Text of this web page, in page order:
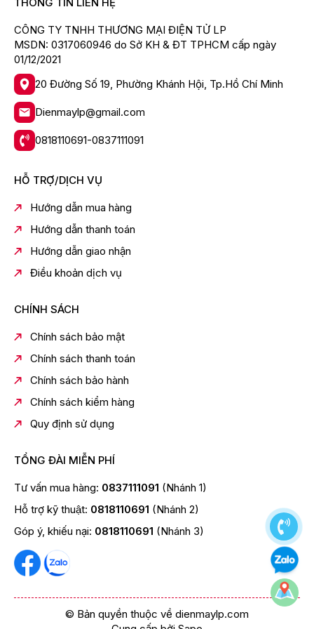
*Hình ảnh chỉ mang tính chất minh họa
Điều khiển
Để dễ dàng sử dụng sản phẩm bạn chỉ cần dùng
smartphone và tải ngay
Audiotừ đó bạn có thể dễ dàng điều khiển nhiều hiệu
ứng âm thanh ánh sáng, các hiệu ứng DJ như Noise,
Crush, Chorus,...thậm chí cả cài đặt EQ trên điện thoại
*Hình ảnh chỉ mang tính chất minh họa
Kết nối
- Kết Nối Đa Năng Bluetooth: ghép nối loa với 2 thiết bị
nhạc cùng bạn bè.
- Cổng USB được tích hợp trên loa giúp kết nối các
bạn yêu thích.
CÔNG TY TNHH THƯƠNG MẠI ĐIỆN TỬ LP
MSDN: 0317060946 do Sở KH & ĐT TPHCM cấp ngày
01/12/2021
20 Đường Số 19, Phường Khánh Hội, Tp.Hồ Chí Minh
Dienmaylp@gmail.com
0818110691-0837111091
HỖ TRỢ/DỊCH VỤ
Hướng dẫn mua hàng
Hướng dẫn thanh toán
Hướng dẫn giao nhận
Điều khoản dịch vụ
CHÍNH SÁCH
Chính sách bảo mật
Chính sách thanh toán
Chính sách bảo hành
Chính sách kiểm hàng
Quy định sử dụng
TỔNG ĐÀI MIỄN PHÍ
Tư vấn mua hàng: 0837111091 (Nhánh 1)
Hỗ trợ kỹ thuật: 0818110691 (Nhánh 2)
Góp ý, khiếu nại: 0818110691 (Nhánh 3)
© Bản quyền thuộc về dienmaylp.com